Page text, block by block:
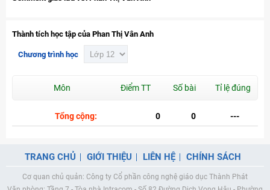
Thành tích học tập của Phan Thị Vân Anh
Chương trình học
Môn Điểm TT Số bài Tỉ lệ đúng
Tổng cộng: 0 0 ---
TRANG CHỦ GIỚI THIỆU LIÊN HỆ CHÍNH SÁCH
Cơ quan chủ quản: Công ty Cổ phần công nghệ giáo dục Thành Phát